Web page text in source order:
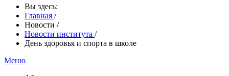
Вы здесь:
Главная /
Новости /
Новости института /
День здоровья и спорта в школе
Меню